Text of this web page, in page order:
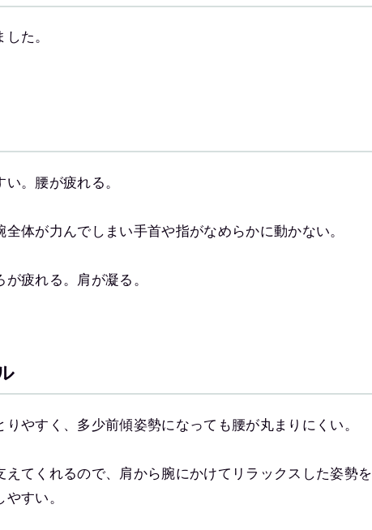
た。
。腰が疲れる。
全体が力んでしまい手首や指がなめらかに動かない。
疲れる。肩が凝る。
やすく、多少前傾姿勢になっても腰が丸まりにくい。
てくれるので、肩から腕にかけてリラックスした姿勢を
すい。